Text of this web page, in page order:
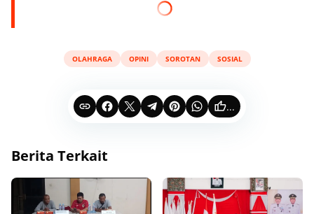
OLAHRAGA OPINI SOROTAN SOSIAL
...
Berita Terkait